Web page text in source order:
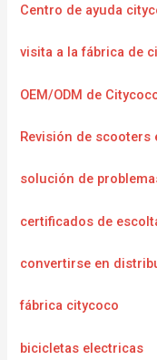
Centro de ayuda
visita a la fábrica de
OEM/ODM de
Revisión de scooters
solución de
certificados de
convertirse en
fábrica citycoco
bicicletas electricas